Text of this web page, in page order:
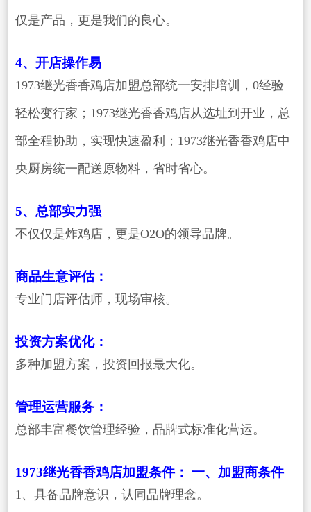
仅是产品，更是我们的良心。
4、开店操作易
1973继光香香鸡店加盟总部统一安排培训，0经验
轻松变行家；1973继光香香鸡店从选址到开业，总
部全程协助，实现快速盈利；1973继光香香鸡店中
央厨房统一配送原物料，省时省心。
5、总部实力强
不仅仅是炸鸡店，更是O2O的领导品牌。
商品生意评估：
专业门店评估师，现场审核。
投资方案优化：
多种加盟方案，投资回报最大化。
管理运营服务：
总部丰富餐饮管理经验，品牌式标准化营运。
1973继光香香鸡店加盟条件： 一、加盟商条件
1、具备品牌意识，认同品牌理念。